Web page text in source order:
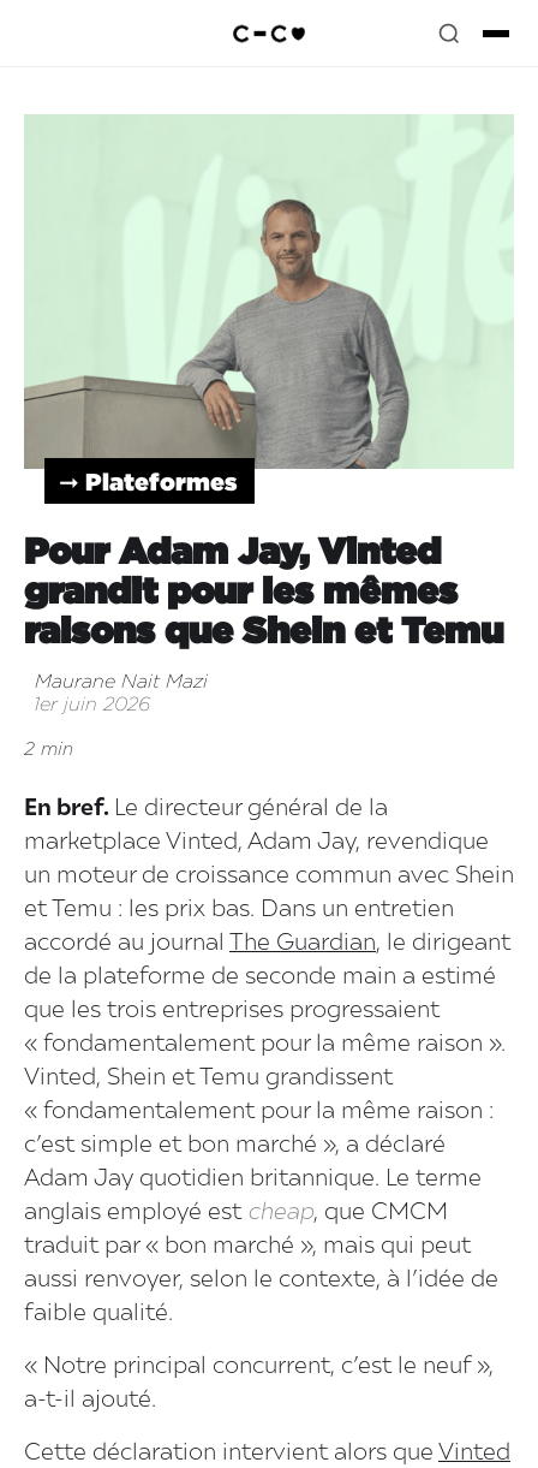
➞ Plateformes
Pour Adam Jay, Vinted
grandit pour les mêmes
raisons que Shein et Temu
Maurane Nait Mazi
1er juin 2026
2 min
En bref. Le directeur général de la
marketplace Vinted, Adam Jay, revendique
un moteur de croissance commun avec Shein
et Temu : les prix bas. Dans un entretien
accordé au journal
The Guardian, le dirigeant
de la plateforme de seconde main a estimé
que les trois entreprises progressaient
« fondamentalement pour la même raison ».
Vinted, Shein et Temu grandissent
« fondamentalement pour la même raison :
c’est simple et bon marché », a déclaré
Adam Jay quotidien britannique. Le terme
anglais employé est cheap, que CMCM
traduit par « bon marché », mais qui peut
aussi renvoyer, selon le contexte, à l’idée de
faible qualité.
« Notre principal concurrent, c’est le neuf »,
a-t-il ajouté.
Cette déclaration intervient alors que Vinted